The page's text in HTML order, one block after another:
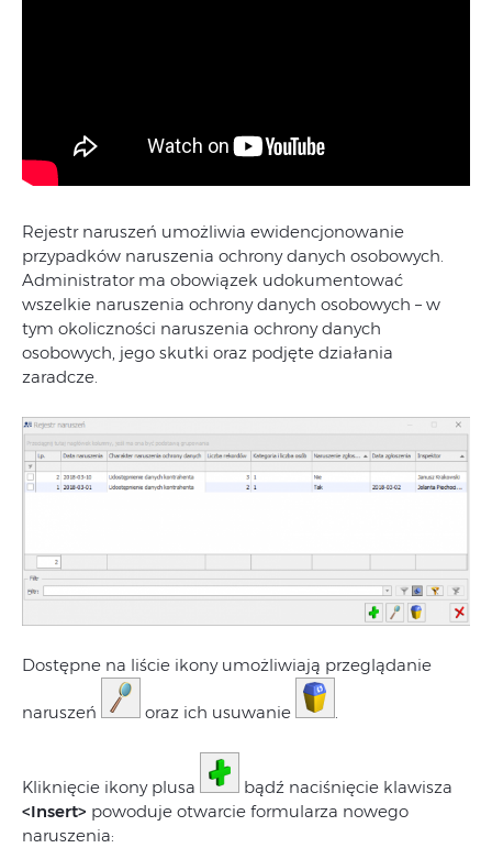
Rejestr naruszeń umożliwia ewidencjonowanie
przypadków naruszenia ochrony danych osobowych.
Administrator ma obowiązek udokumentować
wszelkie naruszenia ochrony danych osobowych – w
tym okoliczności naruszenia ochrony danych
osobowych, jego skutki oraz podjęte działania
zaradcze.
Dostępne na liście ikony umożliwiają przeglądanie
naruszeń oraz ich usuwanie .
Kliknięcie ikony plusa
bądź naciśnięcie klawisza
<Insert> powoduje otwarcie formularza nowego
naruszenia: